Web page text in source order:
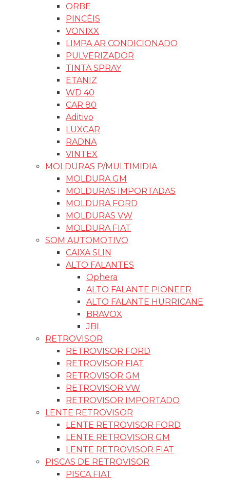
ORBE
PINCÉIS
VONIXX
LIMPA AR CONDICIONADO
PULVERIZADOR
TINTA SPRAY
ETANIZ
WD 40
CAR 80
Aditivo
LUXCAR
RADNA
VINTEX
MOLDURAS P/MULTIMIDIA
MOLDURA GM
MOLDURAS IMPORTADAS
MOLDURA FORD
MOLDURAS VW
MOLDURA FIAT
SOM AUTOMOTIVO
CAIXA SLIN
ALTO FALANTES
Ophera
ALTO FALANTE PIONEER
ALTO FALANTE HURRICANE
BRAVOX
JBL
RETROVISOR
RETROVISOR FORD
RETROVISOR FIAT
RETROVISOR GM
RETROVISOR VW
RETROVISOR IMPORTADO
LENTE RETROVISOR
LENTE RETROVISOR FORD
LENTE RETROVISOR GM
LENTE RETROVISOR FIAT
PISCAS DE RETROVISOR
PISCA FIAT